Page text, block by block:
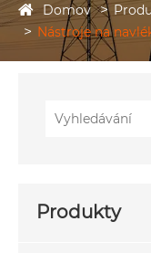
Domov
Nástroje na
Produkty